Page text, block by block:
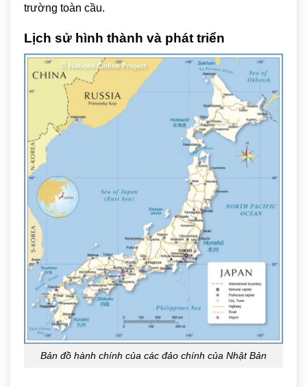
trường toàn cầu.
Lịch sử hình thành và phát triển
Bản đồ hành chính của các đảo chính của Nhật Bản